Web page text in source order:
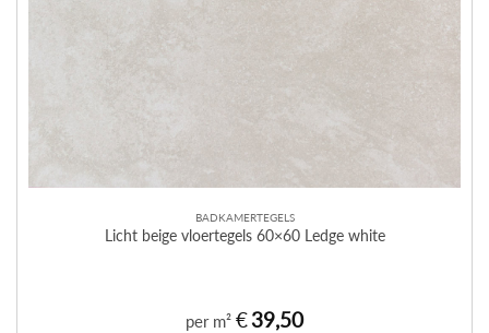
BADKAMERTEGELS
Licht beige vloertegels 60×60 Ledge white
per m² €39,50